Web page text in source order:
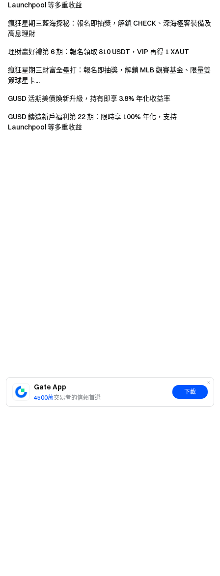
Gate App
4500萬交易者的信賴首選
下載
Launchpool 等多重收益
瘋狂星期三藍海探秘：報名即抽獎，解鎖 CHECK、深海極客裝備及
高息理財
理財贏好禮第 6 期：報名領取 810 USDT，VIP 再得 1 XAUT
瘋狂星期三財富全壘打：報名即抽獎，解鎖 MLB 觀賽基金、限量雙
簽球星卡...
GUSD 活期美債煥新升級，持有即享 3.8% 年化收益率
GUSD 鑄造新戶福利第 22 期：限時享 100% 年化，支持
Launchpool 等多重收益